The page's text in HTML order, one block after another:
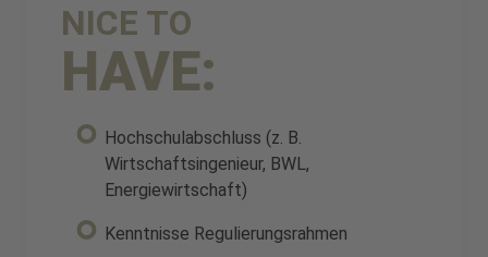
NICE TO
HAVE:
Hochschulabschluss (z. B.
Wirtschaftsingenieur, BWL,
Energiewirtschaft)
Kenntnisse Regulierungsrahmen